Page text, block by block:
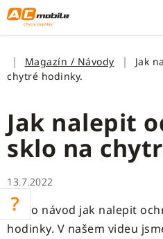
Přejít
na
obsah
DomůMagazín / Návody
Jak
chytré hodinky.
Jak nalepit
sklo na
13.7.2022
Video návod jak nalepit
hodinky. V našem videu